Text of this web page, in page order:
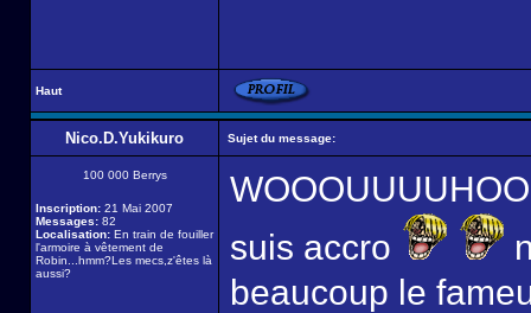
Haut
Nico.D.Yukikuro Sujet du message:
100 000 Berrys
Inscription: 21 Mai 2007
Messages: 82
Localisation: En train de fouiller
l'armoire à vêtement de
Robin...hmm?Les mecs,z'êtes là
aussi?
suis accro
beaucoup le